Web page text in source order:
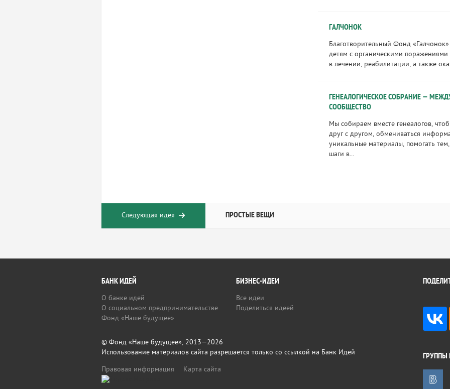
ГАЛЧОНОК
Благотворительный Фонд
детям с органическими
в лечении, реабилитации, а также
ГЕНЕАЛОГИЧЕСКОЕ СОБРАНИЕ —
СООБЩЕСТВО
Мы собираем вместе генеалогов,
друг с другом, обмениваться
уникальные материалы, помогать
шаги в...
Следующая идея ПРОСТЫЕ ВЕЩИ
БАНК ИДЕЙ
О банке идей
О социальном предпринимательстве
Фонд «Наше будущее»
БИЗНЕС-ИДЕИ
Все идеи
Поделиться идеей
© Фонд «Наше будущее», 2013—2026
Использование материалов сайта разрешается только со ссылкой на Банк Идей
Правовая информация
Карта сайта
ГРУППЫ